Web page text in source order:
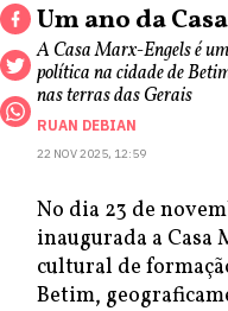
Um ano da
A Casa Marx-Engels é
política na cidade de
nas terras das Gerais
RUAN DEBIAN
22 NOV 2025, 12:59
No dia 23 de
inaugurada a Casa
cultural de
Betim,